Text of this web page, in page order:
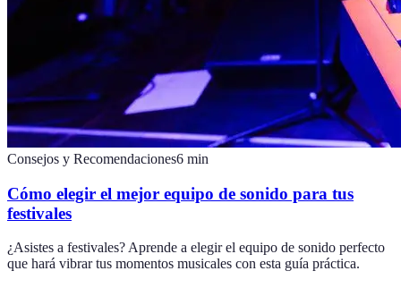
Consejos y Recomendaciones6 min
Cómo elegir el mejor equipo de sonido para tus
festivales
¿Asistes a festivales? Aprende a elegir el equipo de sonido perfecto
que hará vibrar tus momentos musicales con esta guía práctica.